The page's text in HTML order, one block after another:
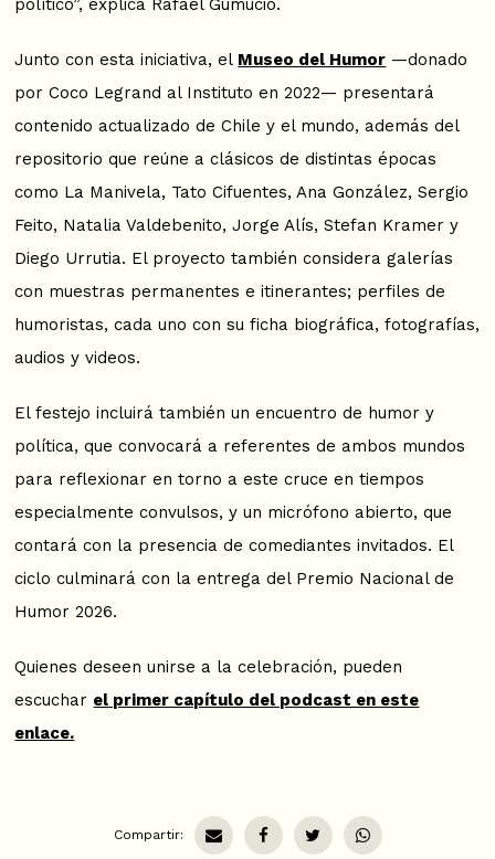
Junto con esta iniciativa, el Museo del Humor —donado
por Coco Legrand al Instituto en 2022— presentará
contenido actualizado de Chile y el mundo, además del
repositorio que reúne a clásicos de distintas épocas
como La Manivela, Tato Cifuentes, Ana González, Sergio
Feito, Natalia Valdebenito, Jorge Alís, Stefan Kramer y
Diego Urrutia. El proyecto también considera galerías
con muestras permanentes e itinerantes; perfiles de
humoristas, cada uno con su ficha biográfica, fotografías,
audios y videos.
El festejo incluirá también un encuentro de humor y
política, que convocará a referentes de ambos mundos
para reflexionar en torno a este cruce en tiempos
especialmente convulsos, y un micrófono abierto, que
contará con la presencia de comediantes invitados. El
ciclo culminará con la entrega del Premio Nacional de
Humor 2026.
Quienes deseen unirse a la celebración, pueden
escuchar el primer capítulo del podcast en este
enlace.
Compartir: